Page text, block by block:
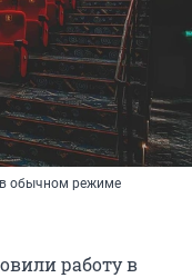
в обычном режиме
работу в